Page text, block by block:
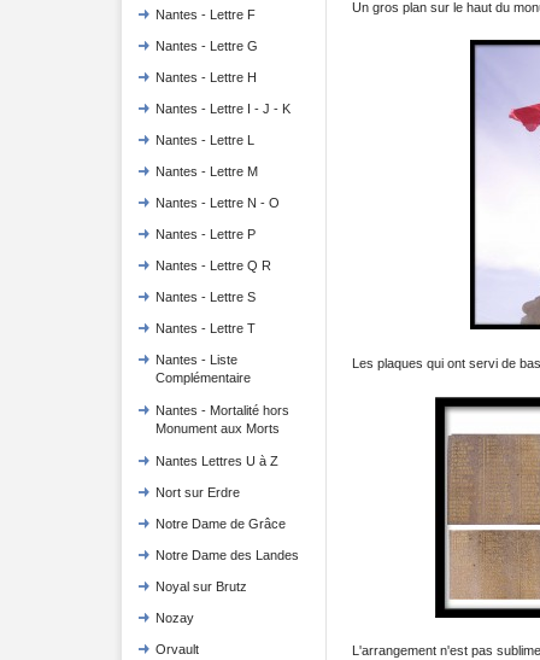
Nantes - Lettre F
Nantes - Lettre G
Nantes - Lettre H
Nantes - Lettre I - J - K
Nantes - Lettre L
Nantes - Lettre M
Nantes - Lettre N - O
Nantes - Lettre P
Nantes - Lettre Q R
Nantes - Lettre S
Nantes - Lettre T
Nantes - Liste
Complémentaire
Nantes - Mortalité hors
Monument aux Morts
Nantes Lettres U à Z
Nort sur Erdre
Notre Dame de Grâce
Notre Dame des Landes
Noyal sur Brutz
Nozay
Orvault
Un gros plan sur le haut du
Les plaques qui ont servi de
L'arrangement n'est pas